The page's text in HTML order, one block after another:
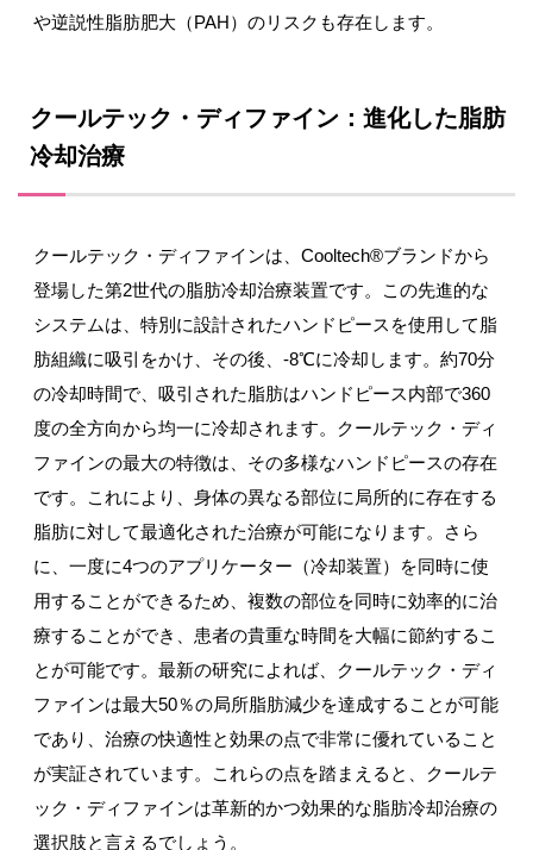
や逆説性脂肪肥大（PAH）のリスクも存在します。
クールテック・ディファイン：進化した脂肪
冷却治療
クールテック・ディファインは、Cooltech®ブランドから
登場した第2世代の脂肪冷却治療装置です。この先進的な
システムは、特別に設計されたハンドピースを使用して脂
肪組織に吸引をかけ、その後、-8℃に冷却します。約70分
の冷却時間で、吸引された脂肪はハンドピース内部で360
度の全方向から均一に冷却されます。クールテック・ディ
ファインの最大の特徴は、その多様なハンドピースの存在
です。これにより、身体の異なる部位に局所的に存在する
脂肪に対して最適化された治療が可能になります。さら
に、一度に4つのアプリケーター（冷却装置）を同時に使
用することができるため、複数の部位を同時に効率的に治
療することができ、患者の貴重な時間を大幅に節約するこ
とが可能です。最新の研究によれば、クールテック・ディ
ファインは最大50％の局所脂肪減少を達成することが可能
であり、治療の快適性と効果の点で非常に優れていること
が実証されています。これらの点を踏まえると、クールテ
ック・ディファインは革新的かつ効果的な脂肪冷却治療の
選択肢と言えるでしょう。